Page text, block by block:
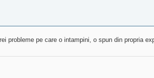
probleme pe care o intampini, o spun din propria